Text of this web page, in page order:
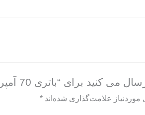
برای “باتری 70 آمپر آرارات”
علامت‌گذاری شده‌اند*